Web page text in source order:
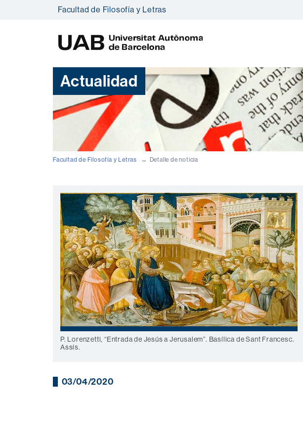
Facultad de Filosofía y Letras
B
Actualidad
Facultad de Filosofía y Letras Detalle de noticia
P. Lorenzetti, “Entrada de Jesús a Jerusalem”. Basílica de Sant Francesc.
Assís.
03/04/2020